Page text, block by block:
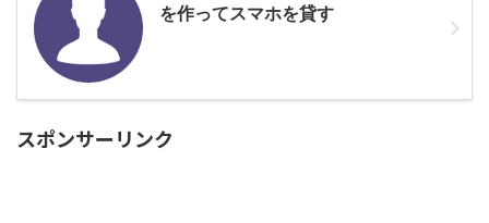
を作ってスマホを貸す
スポンサーリンク